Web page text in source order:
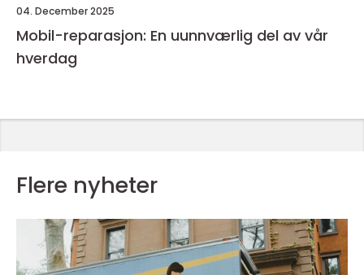
04. December 2025
Mobil-reparasjon: En uunnværlig del av vår
hverdag
Flere nyheter